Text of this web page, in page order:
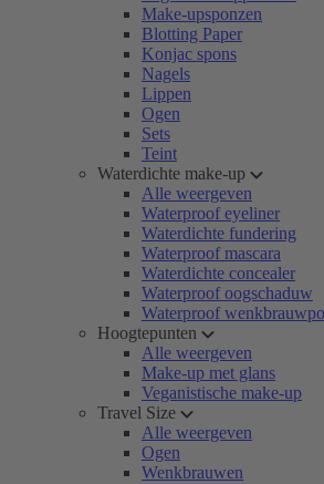
Make-upsponzen
Blotting Paper
Konjac spons
Nagels
Lippen
Ogen
Sets
Teint
Waterdichte make-up
Alle weergeven
Waterproof eyeliner
Waterdichte fundering
Waterproof mascara
Waterdichte concealer
Waterproof oogschaduw
Waterproof
Hoogtepunten
Alle weergeven
Make-up met glans
Veganistische make-up
Travel Size
Alle weergeven
Ogen
Wenkbrauwen